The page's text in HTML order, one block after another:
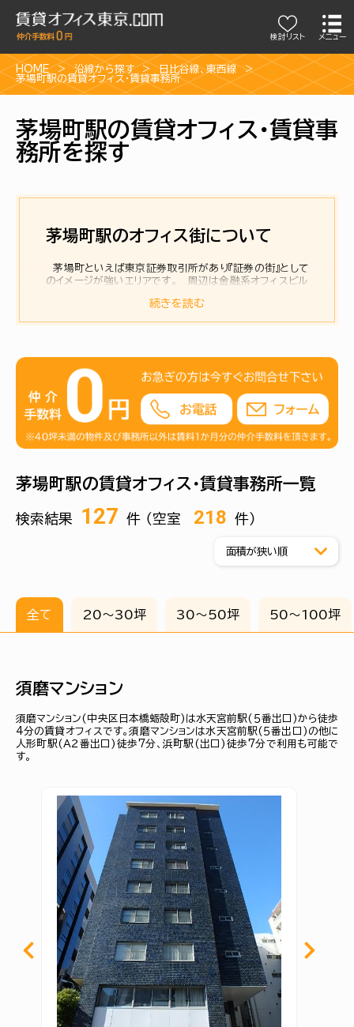
検討リスト メニュー
HOME 沿線から探す 日比谷線、東西線
茅場町駅の賃貸オフィス・賃貸事務所
茅場町駅の賃貸オフィス・賃貸事
務所を探す
茅場町駅のオフィス街について
茅場町といえば東京証券取引所があり『証券の街』として
のイメージが強いエリアです。 周辺は金融系オフィスビル
す。しかし昨今の取引におけるシステム化によって、一時期
に資する資産運用業者などの起業支援や投資家と企業の
交流支援機能が導入され、容積率の緩和や建設手続きの簡
素化などが支援されます。再開発ビルでは投資に関する情
報発信やコミュニティカフェを設置するなど個人投資家にも
嬉しい施設が入る予定です。証券会社の日本証券金融株式
会社や極東証券株式会社が本社を茅場町におくほか、化粧
品や洗剤を扱う花王株式会社も茅場町にあります。
続きを読む
茅場町駅の賃貸オフィス・賃貸事務所一覧
検索結果 127 件 （空室 218 件）
全て 20〜30坪 30〜50坪 50〜100坪
須磨マンション
須磨マンション(中央区日本橋蛎殻町)は水天宮前駅(５番出口)から徒歩
4分の賃貸オフィスです。須磨マンションは水天宮前駅(５番出口)の他に
人形町駅(Ａ２番出口)徒歩7分、浜町駅(出口)徒歩7分で利用も可能で
す。